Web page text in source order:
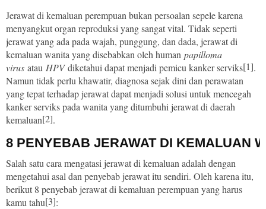
Jerawat di kemaluan perempuan bukan persoalan sepele karena
menyangkut organ reproduksi yang sangat vital. Tidak seperti
jerawat yang ada pada wajah, punggung, dan dada, jerawat di
kemaluan wanita yang disebabkan oleh human papilloma
virus atau HPVdiketahui dapat menjadi pemicu kanker serviks[1].
Namun tidak perlu khawatir, diagnosa sejak dini dan perawatan
yang tepat terhadap jerawat dapat menjadi solusi untuk mencegah
kanker serviks pada wanita yang ditumbuhi jerawat di daerah
kemaluan[2].
8 PENYEBAB JERAWAT DI KEMALUAN
Salah satu cara mengatasi jerawat di kemaluan adalah dengan
mengetahui asal dan penyebab jerawat itu sendiri. Oleh karena itu,
berikut 8 penyebab jerawat di kemaluan perempuan yang harus
kamu tahu[3]: